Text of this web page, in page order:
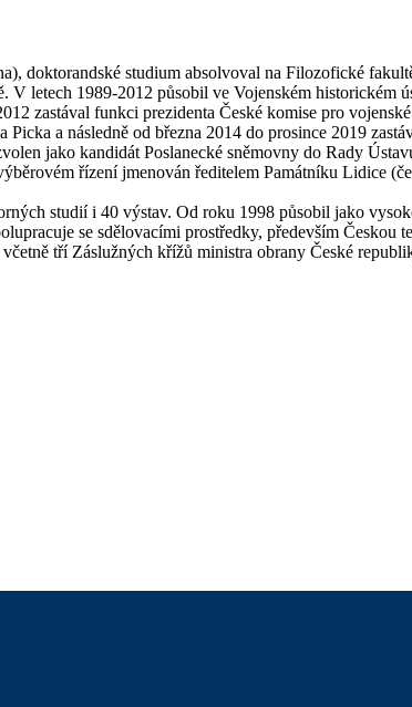
doktorandské studium absolvoval na Filozofické
letech 1989-2012 působil ve Vojenském historickém
zastával funkci prezidenta České komise pro
a následně od března 2014 do prosince 2019
jako kandidát Poslanecké sněmovny do Rady
řízení jmenován ředitelem Památníku Lidice
studií i 40 výstav. Od roku 1998 působil jako
se sdělovacími prostředky, především Českou
tří Záslužných křížů ministra obrany České